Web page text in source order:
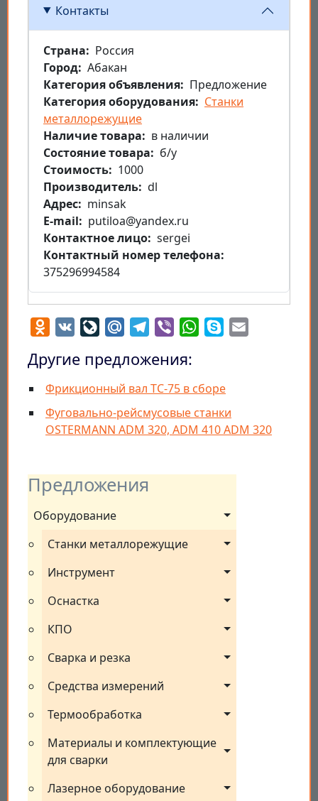
Предложения
Оборудование
Станки металлорежущие
Инструмент
Оснастка
КПО
Сварка и резка
Средства измерений
Термообработка
Материалы и комплектующие
для сварки
Лазерное оборудование
Контакты
Страна
Россия
Город Абакан
Категория объявления
Предложение
Категория оборудования
Станки
металлорежущие
Наличие товара
в наличии
Состояние товара
б/у
Стоимость
1000
Производитель dl
Aдрес
minsak
E-mail
putiloa@yandex.ru
Контактное лицо sergei
Контактный номер телефона
375296994584
Odnoklassniki
VK LiveJournal
Mail.RuTelegram
Viber WhatsApp
Skype
Другие предложения:
Фрикционный вал ТС-75 в сборе
Фуговально-рейсмусовые станки
OSTERMANN ADM 320, ADM 410 ADM 320